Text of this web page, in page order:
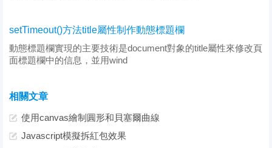
setTimeout()方法title屬性制作動態標題欄
動態標題欄實現的主要技術是document對象的title屬性來修改頁
面標題欄中的信息，並用wind
相關文章
使用canvas繪制圓形和貝塞爾曲線
Javascript模擬拆紅包效果